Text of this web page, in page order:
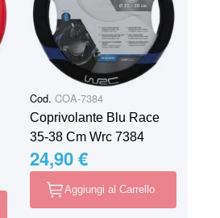
Cod. COA-7384
Coprivolante Blu Race
35-38 Cm Wrc 7384
24,90 €
Aggiungi al Carrello